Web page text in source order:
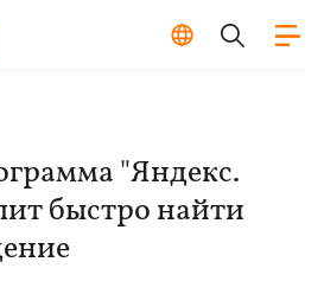
"Яндекс.
быстро найти